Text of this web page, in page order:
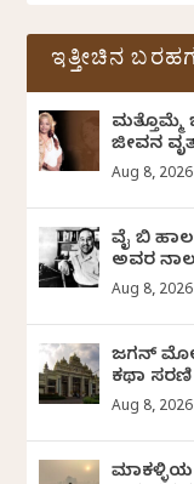
ಇತ್ತೀಚಿನ
ಮತ್ತೊಮ್ಮೆ
ಜೀವನ
Aug 8, 2026
ವೈ ಬಿ
ಅವರ
Aug 8, 2026
ಜಗನ್‌
ಕಥಾ ಸರಣಿ
Aug 8, 2026
ಮಾಕಳ್ಳಿಯ